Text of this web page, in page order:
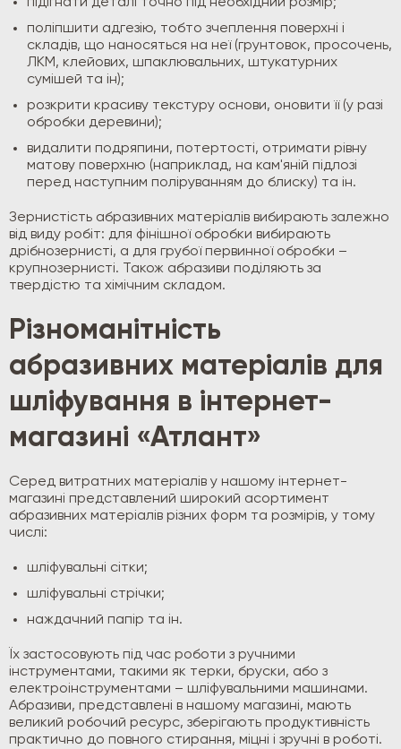
поліпшити адгезію, тобто зчеплення поверхні і
складів, що наносяться на неї (грунтовок, просочень,
ЛКМ, клейових, шпаклювальних, штукатурних
сумішей та ін);
розкрити красиву текстуру основи, оновити її (у разі
обробки деревини);
видалити подряпини, потертості, отримати рівну
матову поверхню (наприклад, на кам'яній підлозі
перед наступним поліруванням до блиску) та ін.
Зернистість абразивних матеріалів вибирають залежно
від виду робіт: для фінішної обробки вибирають
дрібнозернисті, а для грубої первинної обробки –
крупнозернисті. Також абразиви поділяють за
твердістю та хімічним складом.
Різноманітність
абразивних матеріалів для
шліфування в інтернет-
магазині «Атлант»
Серед витратних матеріалів у нашому інтернет-
магазині представлений широкий асортимент
абразивних матеріалів різних форм та розмірів, у тому
числі:
шліфувальні сітки;
шліфувальні стрічки;
наждачний папір та ін.
Їх застосовують під час роботи з ручними
інструментами, такими як терки, бруски, або з
електроінструментами – шліфувальними машинами.
Абразиви, представлені в нашому магазині, мають
великий робочий ресурс, зберігають продуктивність
практично до повного стирання, міцні і зручні в роботі.